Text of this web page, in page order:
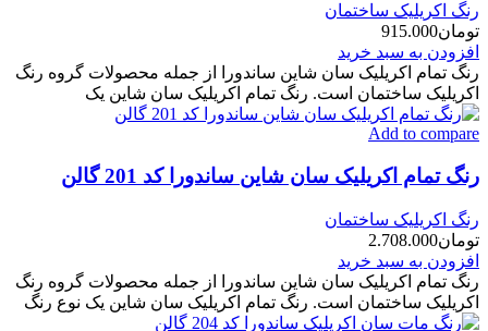
رنگ اکریلیک ساختمان
تومان915.000
افزودن به سبد خرید
رنگ تمام اکریلیک سان شاین ساندورا از جمله محصولات گروه رنگ
اکریلیک ساختمان است. رنگ تمام اکریلیک سان شاین یک
Add to compare
رنگ تمام اکریلیک سان شاین ساندورا کد 201 گالن
رنگ اکریلیک ساختمان
تومان2.708.000
افزودن به سبد خرید
رنگ تمام اکریلیک سان شاین ساندورا از جمله محصولات گروه رنگ
اکریلیک ساختمان است. رنگ تمام اکریلیک سان شاین یک نوع رنگ